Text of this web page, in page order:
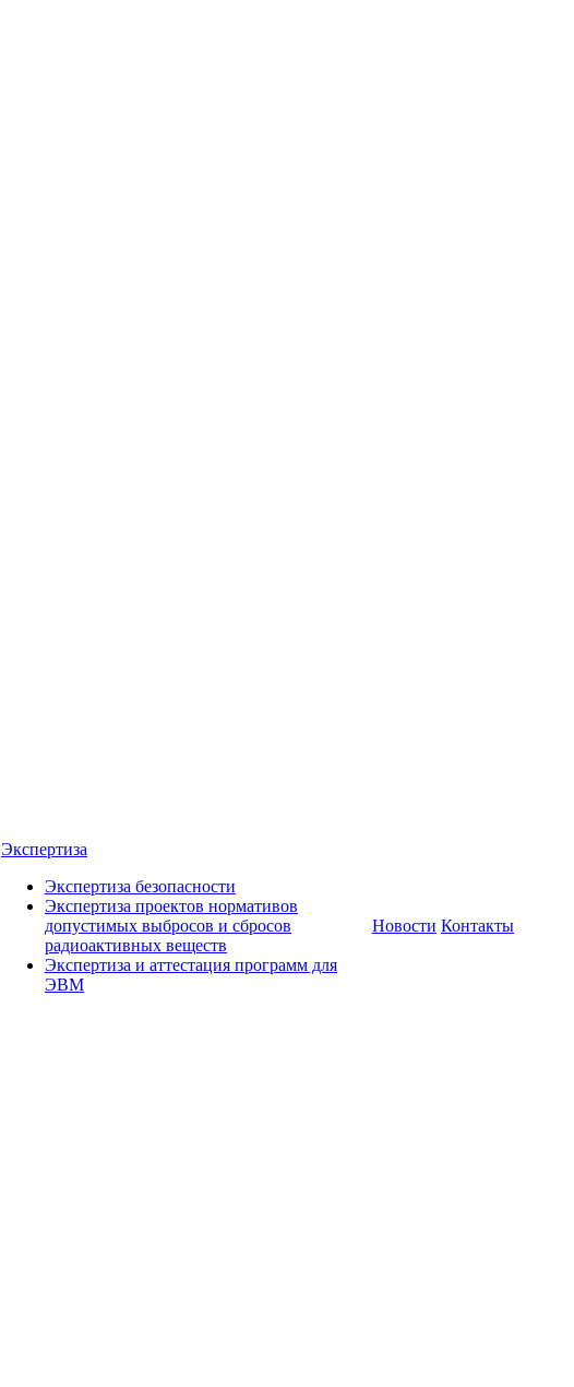
Экспертиза
Экспертиза безопасности
Экспертиза проектов нормативов
допустимых выбросов и сбросов
радиоактивных веществ
Экспертиза и аттестация программ для
ЭВМ
Новости Контакты